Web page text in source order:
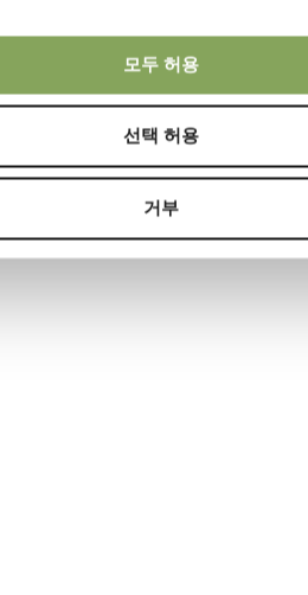
모두 허용
선택 허용
거부
루션
해 사람과 식물에 최적의 환